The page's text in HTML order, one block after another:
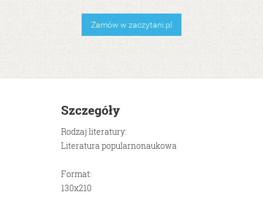
Zamów w zaczytani.pl
Szczegóły
Rodzaj literatury:
Literatura popularnonaukowa
Format:
130x210